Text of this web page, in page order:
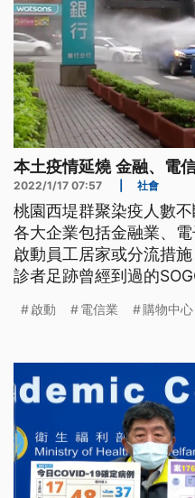
本土疫情延燒 金融、電
2022/1/17 07:57 社會
桃園西堤群聚染疫人數
各大企業包括金融業、
啟動員工居家或分流措
診者足跡曾經到過的
大清消。
啟動 電信業 購物中心